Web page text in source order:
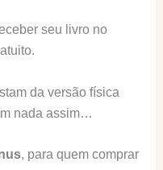
seu livro no
da versão física
nada assim…
, para quem comprar